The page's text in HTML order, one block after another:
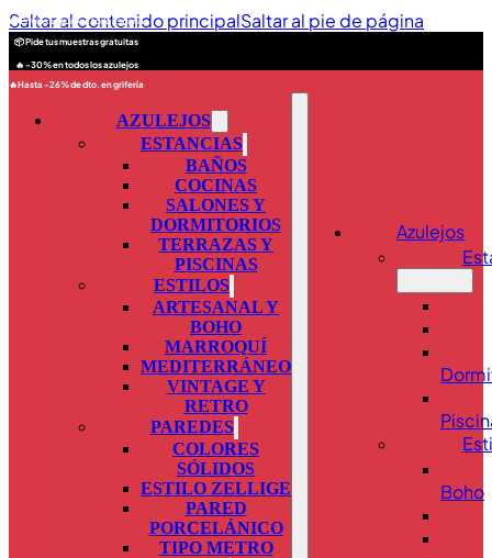
Saltar al contenido principalSaltar al pie de página
🚚 Envios seguros a toda España
📦 Pide tus muestras gratuitas
🔥 -30% en todos los azulejos
🔥Hasta -26% de dto. en grifería
AZULEJOS
ESTANCIAS
BAÑOS
COCINAS
SALONES Y
DORMITORIOS
TERRAZAS Y
PISCINAS
ESTILOS
ARTESANAL Y
BOHO
MARROQUÍ
MEDITERRÁNEO
VINTAGE Y
RETRO
PAREDES
COLORES
SÓLIDOS
ESTILO ZELLIGE
PARED
PORCELÁNICO
TIPO METRO
Azulejos
Boho